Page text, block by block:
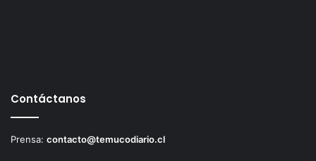
Contáctanos
Prensa: contacto@temucodiario.cl